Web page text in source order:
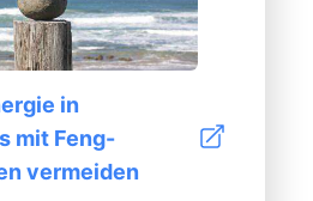
natürlichen
Sie Ihren Wohnraum in
der zum
in
mit Feng-
vermeiden